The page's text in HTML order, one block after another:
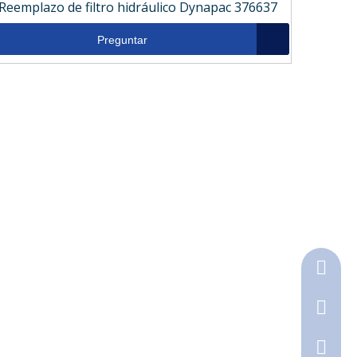
Reemplazo de filtro hidráulico Dynapac 376637
Preguntar
+86-